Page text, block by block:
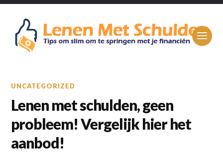
UNCATEGORIZED
Lenen met schulden, geen
probleem! Vergelijk hier het
aanbod!